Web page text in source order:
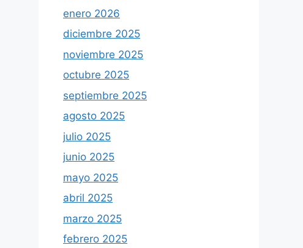
enero 2026
diciembre 2025
noviembre 2025
octubre 2025
septiembre 2025
agosto 2025
julio 2025
junio 2025
mayo 2025
abril 2025
marzo 2025
febrero 2025